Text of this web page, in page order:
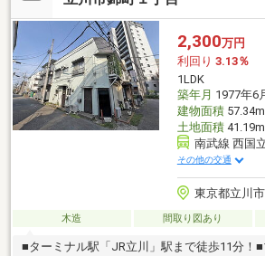
2,300万円
利回り 3.13％
1LDK
築年月 1977年6
建物面積57.34m
土地面積41.19m
南武線 西国
その他の交通
東京都立川
木造 間取り図あり
■ターミナル駅「JR立川」駅まで徒歩11分！